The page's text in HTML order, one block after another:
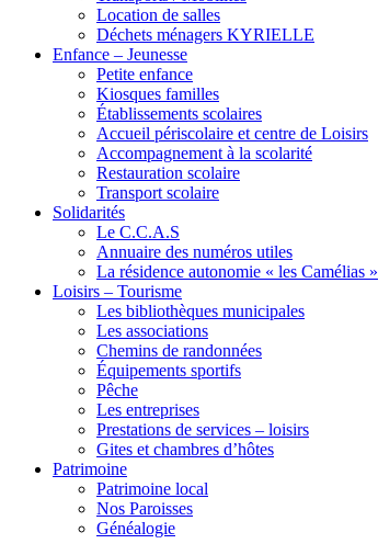
Location de salles
Déchets ménagers KYRIELLE
Enfance – Jeunesse
Petite enfance
Kiosques familles
Établissements scolaires
Accueil périscolaire et centre de Loisirs
Accompagnement à la scolarité
Restauration scolaire
Transport scolaire
Solidarités
Le C.C.A.S
Annuaire des numéros utiles
La résidence autonomie « les Camélias »
Loisirs – Tourisme
Les bibliothèques municipales
Les associations
Chemins de randonnées
Équipements sportifs
Pêche
Les entreprises
Prestations de services – loisirs
Gites et chambres d’hôtes
Patrimoine
Patrimoine local
Nos Paroisses
Généalogie